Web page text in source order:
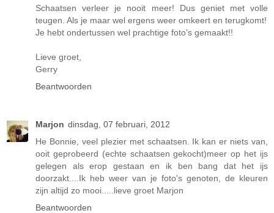
Schaatsen verleer je nooit meer! Dus geniet met volle
teugen. Als je maar wel ergens weer omkeert en terugkomt!
Je hebt ondertussen wel prachtige foto's gemaakt!!
Lieve groet,
Gerry
Beantwoorden
Marjon dinsdag, 07 februari, 2012
He Bonnie, veel plezier met schaatsen. Ik kan er niets van,
ooit geprobeerd (echte schaatsen gekocht)meer op het ijs
gelegen als erop gestaan en ik ben bang dat het ijs
doorzakt....Ik heb weer van je foto's genoten, de kleuren
zijn altijd zo mooi.....lieve groet Marjon
Beantwoorden